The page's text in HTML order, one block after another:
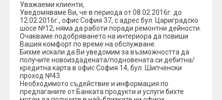
Уважаеми клиенти,
Уведомяваме Ви, че в периода от 08.02.2016г. до
12.02.2016г., офис София 37, с адрес бул. Цариградско
шосе №12, няма да работи поради ремонтни дейности.
Очакваме подобряванeто на интериора да повиши
Вашия комфорт по време на обслужване.
Бихме искали да Ви уведомим за възможността да
получите новоиздадената/подновената си дебитна/
кредитна карта в офис София 14, бул. Шипченски
проход №43.
Необходимото съдействие и информация по
предлаганите от Банката продукти и услуги бихте